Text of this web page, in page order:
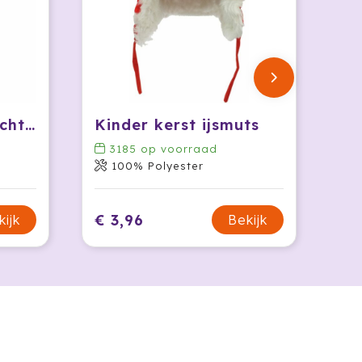
Kerstmuts met 5 lichtjes Kinder kerst ijsmuts
3185 op voorraad
100% Polyester
€ 3,96 Bekijk